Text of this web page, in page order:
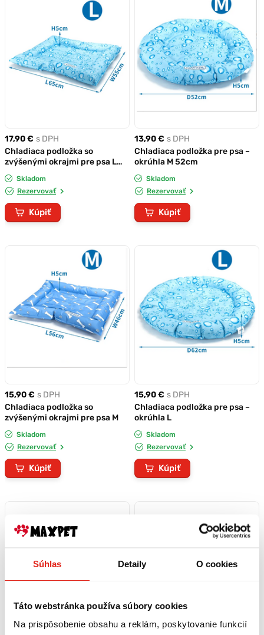
Súhlas Detaily O cookies
Táto webstránka používa súbory cookies
Na prispôsobenie obsahu a reklám, poskytovanie funkcií
17,90 € s DPH
Chladiaca podložka so
zvýšenými okrajmi pre psa L
65x55cm
Skladom
Rezervovať
Kúpiť
13,90 € s DPH
Chladiaca podložka pre psa –
okrúhla M 52cm
Skladom
Rezervovať
Kúpiť
15,90 € s DPH
Chladiaca podložka so
zvýšenými okrajmi pre psa M
Skladom
Rezervovať
Kúpiť
15,90 € s DPH
Chladiaca podložka pre psa –
okrúhla L
Skladom
Rezervovať
Kúpiť